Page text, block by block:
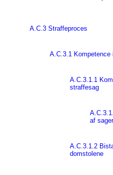
A.C.3 Straffeproces
A.C.3.1 Kompetence
A.C.3.1.1
straffesag
af
A.C.3.1.2
domstolene